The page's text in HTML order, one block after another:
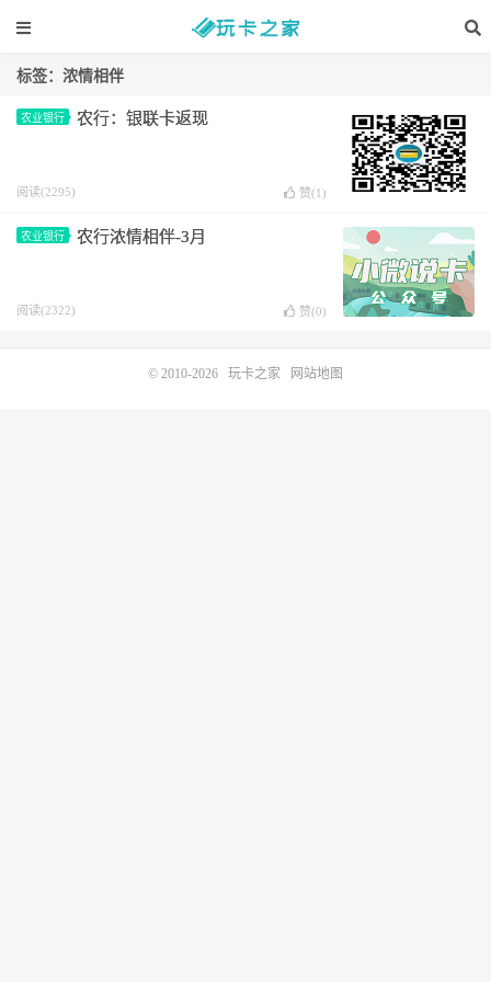
标签：浓情相伴
农业银行 农行：银联卡返现
阅读(2295) 赞(1 )
农业银行 农行浓情相伴-3月
阅读(2322) 赞(0)
© 2010-2026 玩卡之家 网站地图